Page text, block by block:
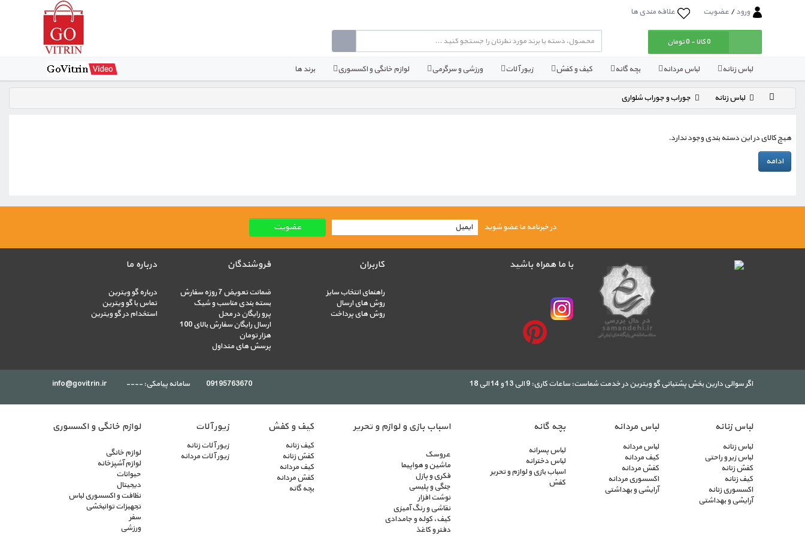
ورود/ عضویت علاقه مندی ها
0 کالا - 0 تومان
لباس زنانه لباس مردانه بچه گانه کیف و کفش زیور آلات ورزشی و سرگرمی لوازم خانگی و اکسسوری برند ها
لباس زنانه جوراب و جوراب شلواری
هیچ کالای در این دسته بندی وجود ندارد.
ادامه
در خبرنامه ما عضو شوید
با ما همراه باشید کاربران
راهنمای انتخاب سایز
روش های ارسال
روش های پرداخت
فروشندگان
ضمانت تعویض 7 روزه سفارش
بسته بندی مناسب و شیک
پرو رایگان در محل
ارسال رایگان سفارش بالای 100
هزار تومان
پرسش های متداول
درباره ما
درباره گو ویترین
تماس با گو ویترین
استخدام در گو ویترین
اگر سوالی دارین بخش پشتیانی گو ویترین در خدمت شماست: ساعات کاری: 9 الی 13 و 14 الی 18 09195763670 سامانه پیامکی: ---- info@govitrin.ir
لباس زنانه
لباس زنانه
لباس زیر و راحتی
کفش زنانه
کیف زنانه
اکسسوری زنانه
آرایشی و بهداشتی
لباس مردانه
لباس مردانه
کیف مردانه
کفش مردانه
اکسسوری مردانه
آرایشی و بهداشتی
بچه گانه
لباس پسرانه
لباس دخترانه
اسباب بازی و لوازم و تحریر
کفش
اسباب بازی و لوازم و تحریر
عروسک
ماشین و هواپیما
فکری و پازل
جنگی و پلیسی
نوشت افزار
نقاشی و رنگ آمیزی
کیف، کوله و جامدادی
دفتر و کاغذ
کیف و کفش
کیف زنانه
کفش زنانه
کیف مردانه
کفش مردانه
بچه گانه
زیور آلات
زیور آلات زنانه
زیور آلات مردانه
لوازم خانگی و اکسسوری
لوازم خانگی
لوازم آشپزخانه
حیوانات
دیجیتال
نظافت و اکسسوری لباس
تجهیزات توانبخشی
سفر
ورزشی